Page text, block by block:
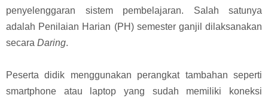
penyelenggaran sistem pembelajaran. Salah satunya
adalah Penilaian Harian (PH) semester ganjil dilaksanakan
secara Daring.
Peserta didik menggunakan perangkat tambahan seperti
smartphone atau laptop yang sudah memiliki koneksi